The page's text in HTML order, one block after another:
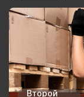
Второй